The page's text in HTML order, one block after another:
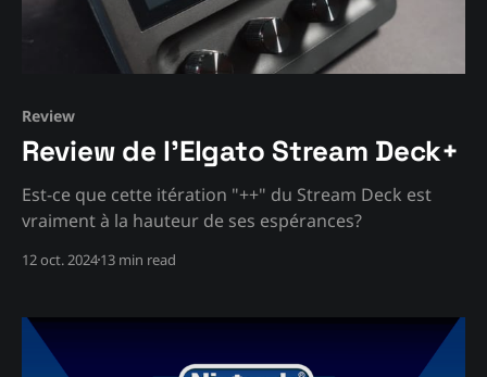
Review
Review de l'Elgato Stream Deck+
Est-ce que cette itération "++" du Stream Deck est
vraiment à la hauteur de ses espérances?
12 oct. 202413 min read